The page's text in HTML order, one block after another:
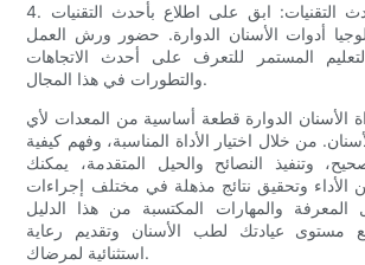
4. ابق على اطلاع بأحدث التقنيات: ابق على اطلاع بأحدث التقنيات
أدوات الأسنان الدوارة. حضور ورش العمل
المستمر للتعرف على أحدث الاتجاهات
والتطورات في هذا المجال.
الأسنان الدوارة قطعة أساسية من المعدات لأي
من خلال اختيار الأداة المناسبة، وفهم كيفية
وتنفيذ النصائح والحيل المتقدمة، يمكنك
وتحقيق نتائج مذهلة في مختلف إجراءات
والمهارات المكتسبة من هذا الدليل
مستوى عيادتك لطب الأسنان وتقديم رعاية
استثنائية لمرضاك.